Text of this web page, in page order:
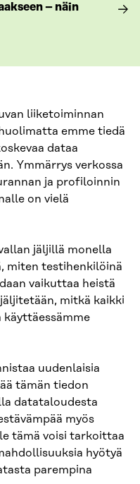
– näin
liiketoiminnan
emme tiedä
dataa
Ymmärrys verkossa
ja profiloinnin
on vielä
jäljillä monella
miten testihenkilöinä
vaikuttaa heistä
mitkä kaikki
uudenlaisia
tämän tiedon
datataloudesta
myös
tämä voisi tarkoittaa
hyötyä
parempina